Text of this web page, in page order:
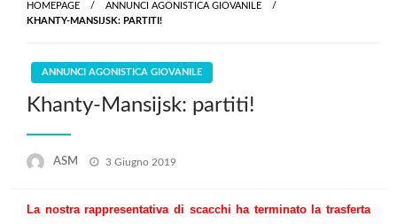
HOMEPAGE
ANNUNCI AGONISTICA GIOVANILE
KHANTY-MANSIJSK: PARTITI!
ANNUNCI AGONISTICA GIOVANILE
Khanty-Mansijsk: partiti!
ASM
Posted
3 Giugno 2019
La nostra rappresentativa di scacchi ha terminato la trasferta